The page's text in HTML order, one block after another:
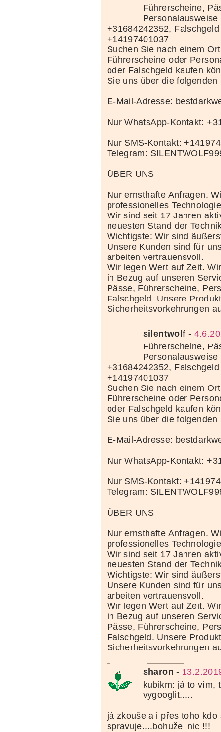
Führerscheine,
+31684242352,
+14197401037
Suchen Sie nach einem
Führerscheine oder
oder Falschgeld kaufen
Sie uns über die folgenden
E-Mail-Adresse:
Nur WhatsApp-Kontakt:
Nur SMS-Kontakt:
Telegram:
ÜBER UNS
Nur ernsthafte Anfragen.
professionelles
Wir sind seit 17 Jahren
neuesten Stand der
Wichtigste: Wir sind
Unsere Kunden sind für
arbeiten vertrauensvoll.
Wir legen Wert auf Zeit.
in Bezug auf unseren
Pässe, Führerscheine,
Falschgeld. Unsere
Sicherheitsvorkehrungen
silentwolf -
Führerscheine,
+31684242352,
+14197401037
Suchen Sie nach einem
Führerscheine oder
oder Falschgeld kaufen
Sie uns über die folgenden
E-Mail-Adresse:
Nur WhatsApp-Kontakt:
Nur SMS-Kontakt:
Telegram:
ÜBER UNS
Nur ernsthafte Anfragen.
professionelles
Wir sind seit 17 Jahren
neuesten Stand der
Wichtigste: Wir sind
Unsere Kunden sind für
arbeiten vertrauensvoll.
Wir legen Wert auf Zeit.
in Bezug auf unseren
Pässe, Führerscheine,
Falschgeld. Unsere
Sicherheitsvorkehrungen
sharon -
kubikm: já to vím,
vygooglit.....
já zkoušela i přes toho kdo
spravuje....bohužel nic !!!